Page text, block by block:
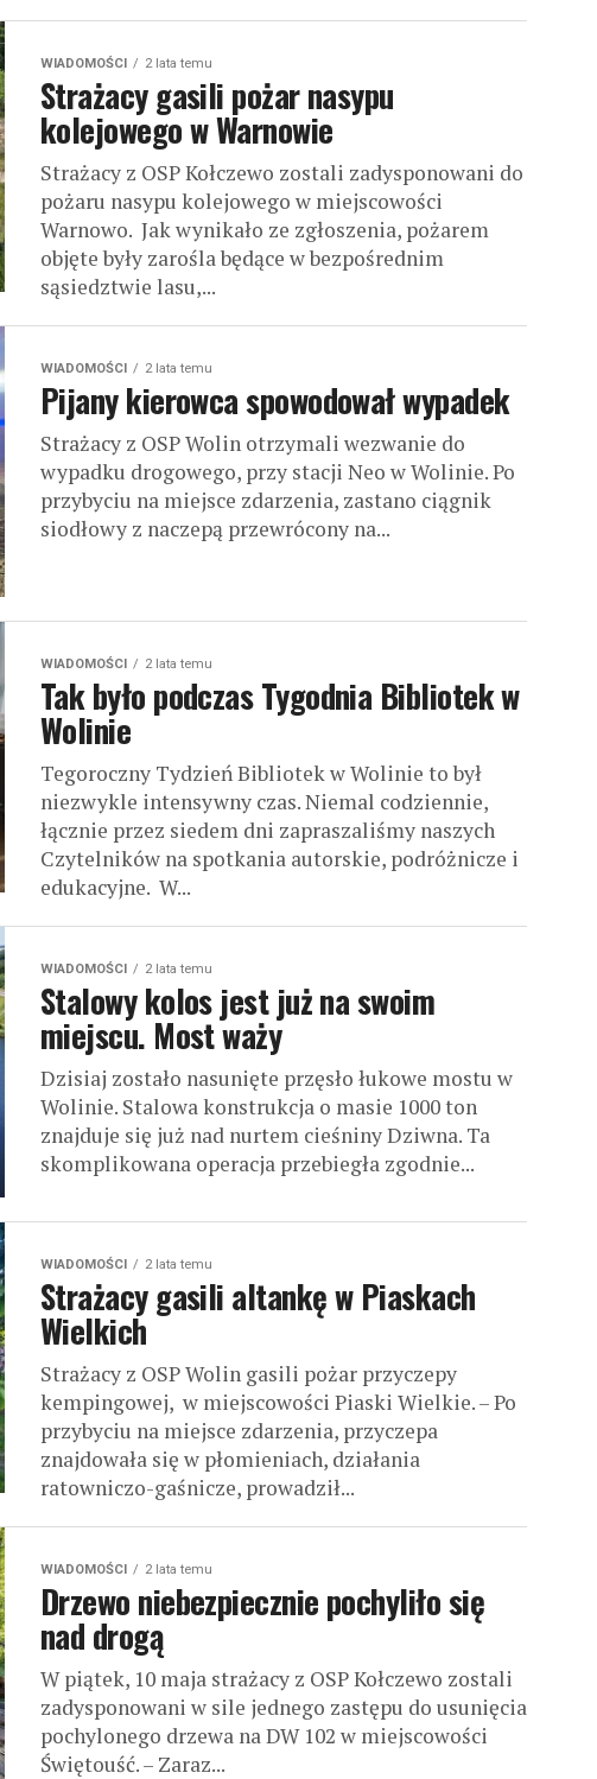
WIADOMOŚCI 2 lata temu
Strażacy gasili pożar nasypu
kolejowego w Warnowie
Strażacy z OSP Kołczewo zostali zadysponowani do
pożaru nasypu kolejowego w miejscowości
Warnowo. Jak wynikało ze zgłoszenia, pożarem
objęte były zarośla będące w bezpośrednim
sąsiedztwie lasu,...
WIADOMOŚCI 2 lata temu
Pijany kierowca spowodował wypadek
Strażacy z OSP Wolin otrzymali wezwanie do
wypadku drogowego, przy stacji Neo w Wolinie. Po
przybyciu na miejsce zdarzenia, zastano ciągnik
siodłowy z naczepą przewrócony na...
WIADOMOŚCI 2 lata temu
Tak było podczas Tygodnia Bibliotek w
Wolinie
Tegoroczny Tydzień Bibliotek w Wolinie to był
niezwykle intensywny czas. Niemal codziennie,
łącznie przez siedem dni zapraszaliśmy naszych
Czytelników na spotkania autorskie, podróżnicze i
edukacyjne. W...
WIADOMOŚCI 2 lata temu
Stalowy kolos jest już na swoim
miejscu. Most waży
Dzisiaj zostało nasunięte przęsło łukowe mostu w
Wolinie. Stalowa konstrukcja o masie 1000 ton
znajduje się już nad nurtem cieśniny Dziwna. Ta
skomplikowana operacja przebiegła zgodnie...
WIADOMOŚCI 2 lata temu
Strażacy gasili altankę w Piaskach
Wielkich
Strażacy z OSP Wolin gasili pożar przyczepy
kempingowej, w miejscowości Piaski Wielkie. – Po
przybyciu na miejsce zdarzenia, przyczepa
znajdowała się w płomieniach, działania
ratowniczo-gaśnicze, prowadził...
WIADOMOŚCI 2 lata temu
Drzewo niebezpiecznie pochyliło się
nad drogą
W piątek, 10 maja strażacy z OSP Kołczewo zostali
zadysponowani w sile jednego zastępu do usunięcia
pochylonego drzewa na DW 102 w miejscowości
Świętouść. – Zaraz...